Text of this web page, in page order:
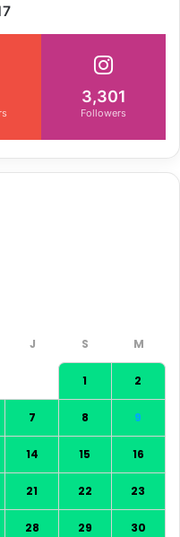
3,301
Followers
1 2
7 8 9
14 15 16
21 22 23
28 29 30